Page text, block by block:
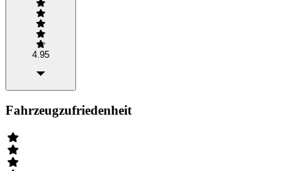
4.95
Fahrzeugzufriedenheit